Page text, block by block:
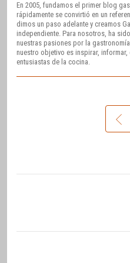
En 2005, fundamos el primer blog
rápidamente se convirtió en un
dimos un paso adelante y creamos
independiente. Para nosotros, ha
nuestras pasiones por la
nuestro objetivo es inspirar,
entusiastas de la cocina.